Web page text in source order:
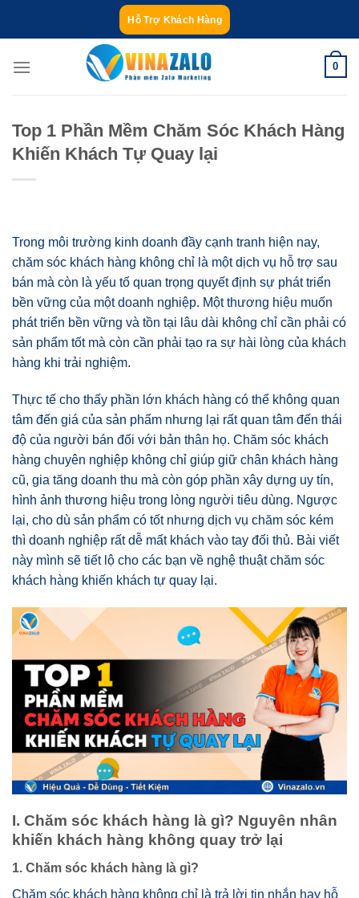
dung
Hỗ Trợ Khách Hàng
0
Top 1 Phần Mềm Chăm Sóc Khách Hàng
Khiến Khách Tự Quay lại
Trong môi trường kinh doanh đầy cạnh tranh hiện nay,
chăm sóc khách hàng không chỉ là một dịch vụ hỗ trợ sau
bán mà còn là yếu tố quan trọng quyết định sự phát triển
bền vững của một doanh nghiệp. Một thương hiệu muốn
phát triển bền vững và tồn tại lâu dài không chỉ cần phải có
sản phẩm tốt mà còn cần phải tạo ra sự hài lòng của khách
hàng khi trải nghiệm.
Thực tế cho thấy phần lớn khách hàng có thể không quan
tâm đến giá của sản phẩm nhưng lại rất quan tâm đến thái
độ của người bán đối với bản thân họ. Chăm sóc khách
hàng chuyên nghiệp không chỉ giúp giữ chân khách hàng
cũ, gia tăng doanh thu mà còn góp phần xây dựng uy tín,
hình ảnh thương hiệu trong lòng người tiêu dùng. Ngược
lại, cho dù sản phẩm có tốt nhưng dịch vụ chăm sóc kém
thì doanh nghiệp rất dễ mất khách vào tay đối thủ. Bài viết
này mình sẽ tiết lộ cho các bạn về nghệ thuật chăm sóc
khách hàng khiến khách tự quay lại.
I. Chăm sóc khách hàng là gì? Nguyên nhân
khiến khách hàng không quay trở lại
1. Chăm sóc khách hàng là gì?
Chăm sóc khách hàng không chỉ là trả lời tin nhắn hay hỗ